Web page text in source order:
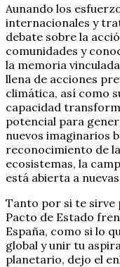
Aunando los
internacionales y
debate sobre la
comunidades y
la memoria
llena de acciones
climática, así como
capacidad
potencial para
nuevos imaginarios
reconocimiento de
ecosistemas, la
está abierta a
Tanto por si te sirve
Pacto de Estado
España, como si lo
global y unir tu
planetario, dejo el